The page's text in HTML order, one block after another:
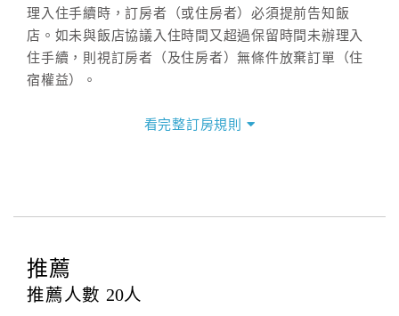
理入住手續時，訂房者（或住房者）必須提前告知飯
店。如未與飯店協議入住時間又超過保留時間未辦理入
住手續，則視訂房者（及住房者）無條件放棄訂單（住
宿權益）。
四、訂單異動
未提出申辦不得異動訂單。
每筆訂單異動限定
辦理取消退款。
看完整訂房規則
推薦
推薦人數 20人